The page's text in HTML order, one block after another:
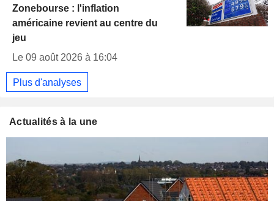
Zonebourse : l'inflation
américaine revient au centre du
jeu
Le 09 août 2026 à 16:04
Plus d'analyses
Actualités à la une